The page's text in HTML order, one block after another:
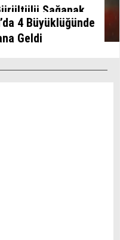
Sağanak
4 Büyüklüğünde
Geldi